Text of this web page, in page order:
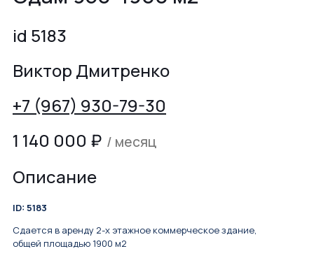
id 5183
Виктор Дмитренко
+7 (967) 930-79-30
1 140 000 ₽ / месяц
Описание
ID: 5183
Сдается в аренду 2-х этажное коммерческое здание,
общей площадью 1900 м2